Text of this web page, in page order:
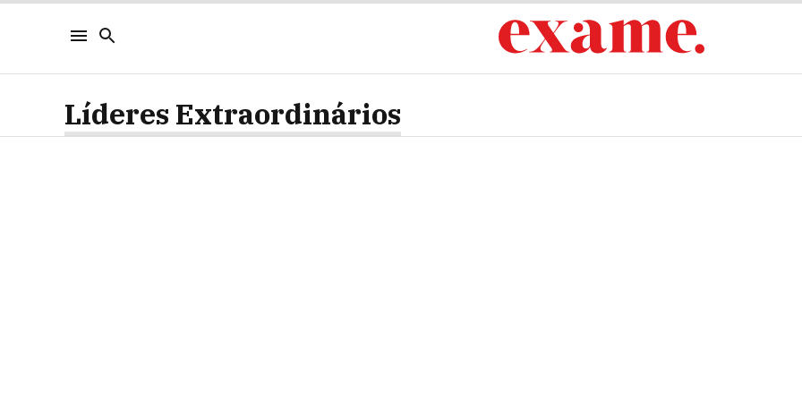
Líderes Extraordinários